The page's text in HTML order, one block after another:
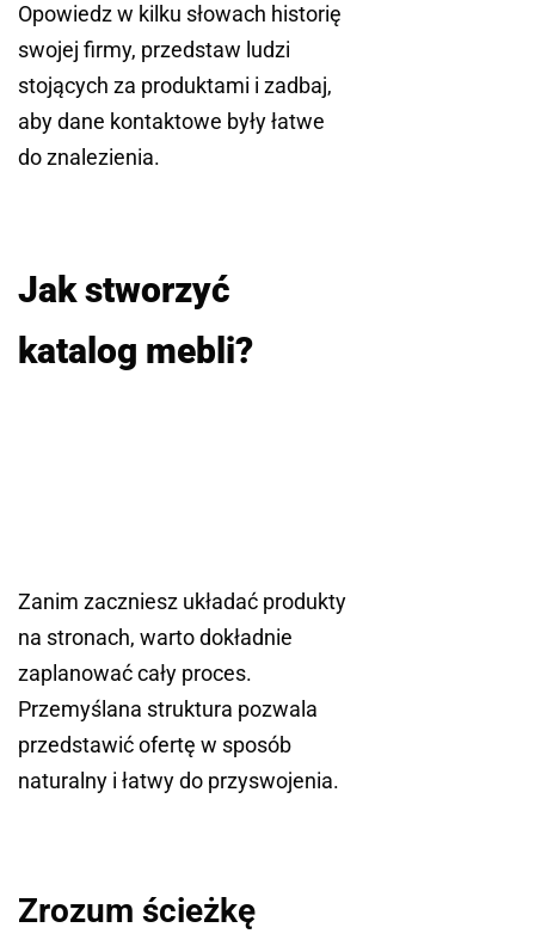
Opowiedz w kilku słowach historię
swojej firmy, przedstaw ludzi
stojących za produktami i zadbaj,
aby dane kontaktowe były łatwe
do znalezienia.
Jak stworzyć
katalog mebli?
Zanim zaczniesz układać produkty
na stronach, warto dokładnie
zaplanować cały proces.
Przemyślana struktura pozwala
przedstawić ofertę w sposób
naturalny i łatwy do przyswojenia.
Zrozum ścieżkę